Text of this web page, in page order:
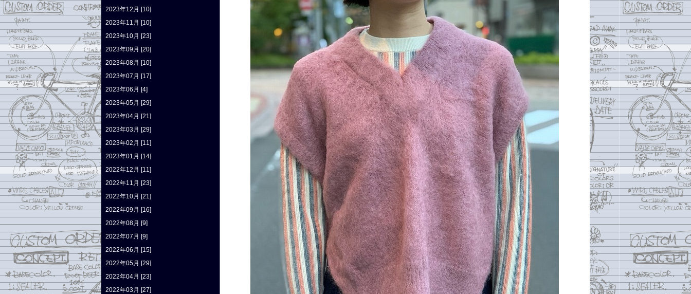
2023年12月 [10]
2023年11月 [10]
2023年10月 [23]
2023年09月 [20]
2023年08月 [10]
2023年07月 [17]
2023年06月 [4]
2023年05月 [29]
2023年04月 [21]
2023年03月 [29]
2023年02月 [11]
2023年01月 [14]
2022年12月 [11]
2022年11月 [23]
2022年10月 [21]
2022年09月 [16]
2022年08月 [9]
2022年07月 [9]
2022年06月 [15]
2022年05月 [29]
2022年04月 [23]
2022年03月 [27]